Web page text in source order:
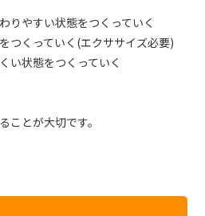
りやすい状態をつくっていく
つくっていく(エクササイズ必要)
い状態をつくっていく
ことが大切です。